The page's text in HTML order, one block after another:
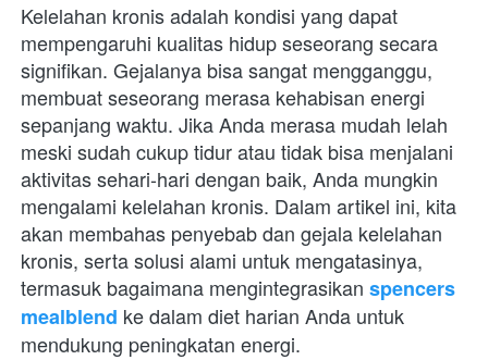
Kelelahan kronis adalah kondisi yang dapat
mempengaruhi kualitas hidup seseorang secara
signifikan. Gejalanya bisa sangat mengganggu,
membuat seseorang merasa kehabisan energi
sepanjang waktu. Jika Anda merasa mudah lelah
meski sudah cukup tidur atau tidak bisa menjalani
aktivitas sehari-hari dengan baik, Anda mungkin
mengalami kelelahan kronis. Dalam artikel ini, kita
akan membahas penyebab dan gejala kelelahan
kronis, serta solusi alami untuk mengatasinya,
termasuk bagaimana mengintegrasikan spencers
mealblend ke dalam diet harian Anda untuk
mendukung peningkatan energi.